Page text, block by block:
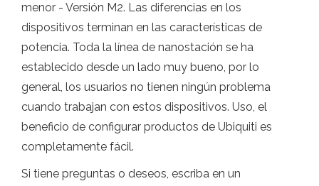
menor - Versión M2. Las diferencias en los
dispositivos terminan en las características de
potencia. Toda la línea de nanostación se ha
establecido desde un lado muy bueno, por lo
general, los usuarios no tienen ningún problema
cuando trabajan con estos dispositivos. Uso, el
beneficio de configurar productos de Ubiquiti es
completamente fácil.
Si tiene preguntas o deseos, escriba en un